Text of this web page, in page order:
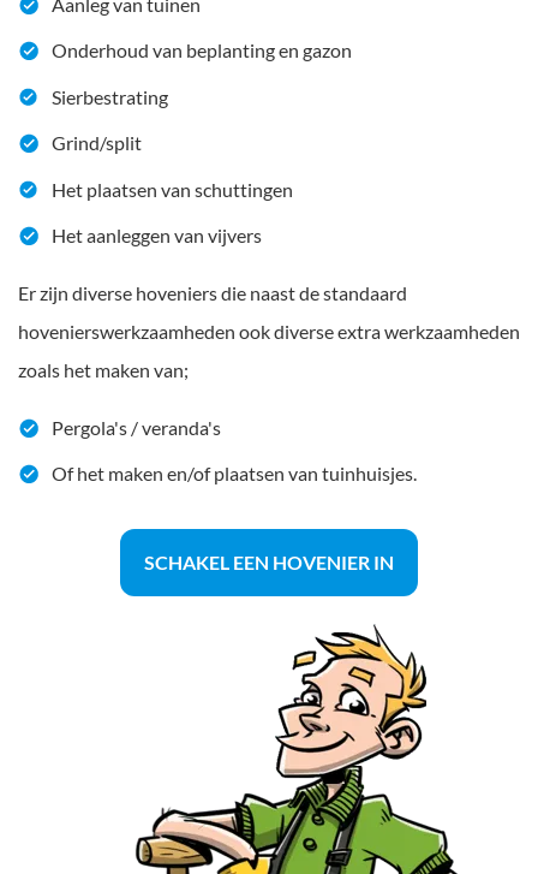
Onderhoud van beplanting en gazon
Sierbestrating
Grind/split
Het plaatsen van schuttingen
Het aanleggen van vijvers
Er zijn diverse hoveniers die naast de standaard
hovenierswerkzaamheden ook diverse extra werkzaamheden
zoals het maken van;
Pergola's / veranda's
Of het maken en/of plaatsen van tuinhuisjes.
SCHAKEL EEN HOVENIER IN